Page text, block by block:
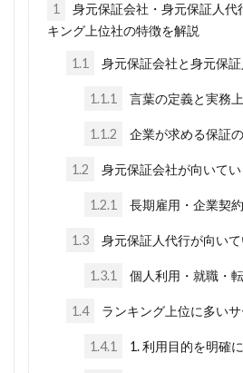
1
身元保証会社・身元保証人代
キング上位社の特徴を解説
1.1 身元保証会社と身元保
1.1.1 言葉の定義と実務
1.1.2 企業が求める保証
1.2 身元保証会社が向いて
1.2.1 長期雇用・企業契
1.3 身元保証人代行が向い
1.3.1 個人利用・就職・
1.4 ランキング上位に多い
1.4.1 1. 利用目的を明確